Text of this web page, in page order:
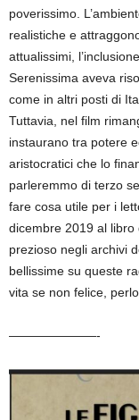
poverissimo.
realistiche e
attualissimi,
Serenissima aveva
come in altri posti di
Tuttavia, nel film
instaurano tra potere
aristocratici che lo
parleremmo di terzo
fare cosa utile per i
dicembre 2019 al
prezioso negli archivi
bellissime su queste
vita se non felice,
———————-